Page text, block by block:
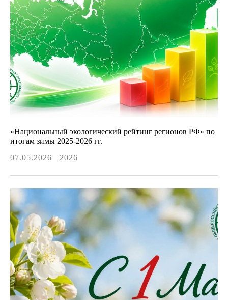
«Национальный экологический рейтинг регионов РФ» по
итогам зимы 2025-2026 гг.
07.05.2026
2026